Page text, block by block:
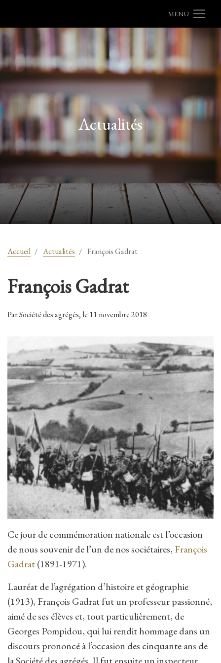
MENU
Actualités
Accueil Actualités François Gadrat
François Gadrat
Par Société des agrégés, le 11 novembre 2018
Ce jour de commémoration nationale est l’occasion
de nous souvenir de l’un de nos sociétaires, François
Gadrat(1891-1971).
Lauréat de l’agrégation d’histoire et géographie
(1913), François Gadrat fut un professeur passionné,
aimé de ses élèves et, tout particulièrement, de
Georges Pompidou, qui lui rendit hommage dans un
discours prononcé à l’occasion des cinquante ans de